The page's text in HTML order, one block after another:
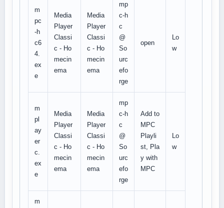
m
pc
-h
c6
4.
ex
e
Media
Player
Classi
c - Ho
mecin
ema
Media
Player
Classi
c - Ho
mecin
ema
mp
c-h
c
@
So
urc
efo
rge
open
Lo
w
m
pl
ay
er
c.
ex
e
Media
Player
Classi
c - Ho
mecin
ema
Media
Player
Classi
c - Ho
mecin
ema
mp
c-h
c
@
So
urc
efo
rge
Add to
MPC
Playli
st, Pla
y with
MPC
Lo
w
m